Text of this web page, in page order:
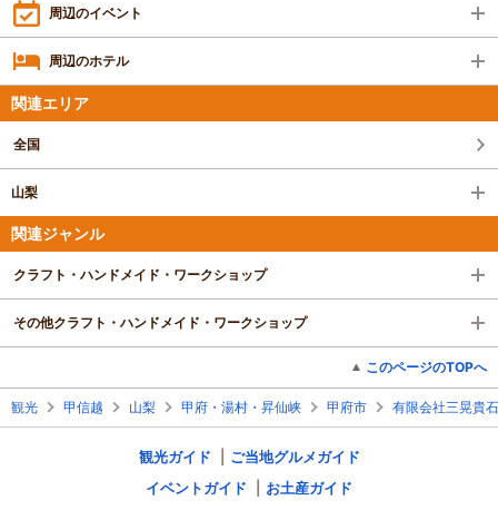
周辺のイベント
周辺のホテル
関連エリア
全国
山梨
関連ジャンル
クラフト・ハンドメイド・ワークショップ
その他クラフト・ハンドメイド・ワークショップ
このページのTOPへ
観光 甲信越 山梨 甲府・湯村・昇仙峡 甲府市 有限会社三晃貴石
観光ガイド
ご当地グルメガイド
イベントガイド
お土産ガイド